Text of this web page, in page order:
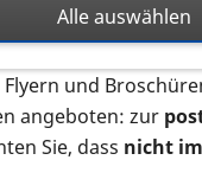
sämtliches
und
angeboten: zur
Sie, dass nicht
Alle auswählen